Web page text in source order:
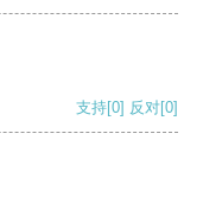
支持[0] 反对[0]